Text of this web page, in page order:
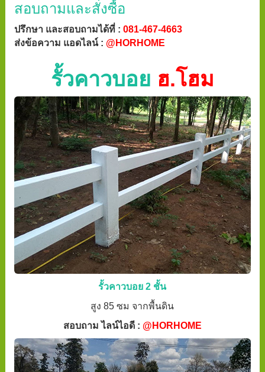
สอบถามและสั่งซื้อ
ปรึกษา และสอบถามได้ที่ : 081-467-4663
ส่งข้อความ แอดไลน์ : @HORHOME
รั้วคาวบอย ฮ.โฮม
รั้วคาวบอย 2 ชั้น
สูง 85 ซม จากพื้นดิน
สอบถาม ไลน์ไอดี : @HORHOME